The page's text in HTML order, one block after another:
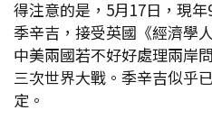
得注意的是，5月17日，現
季辛吉，接受英國《經濟學
中美兩國若不好好處理兩岸
三次世界大戰。季辛吉似乎
定。